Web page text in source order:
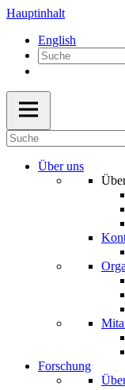
Hauptinhalt
English
Über uns
Forschung